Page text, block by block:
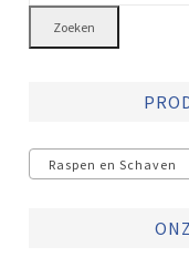
Zoeken
Raspen en Schaven